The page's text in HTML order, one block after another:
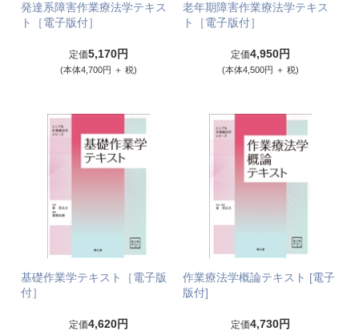
発達系障害作業療法学テキス
ト［電子版付］
定価5,170円
(本体4,700円 ＋ 税)
老年期障害作業療法学テキス
ト［電子版付］
定価4,950円
(本体4,500円 ＋ 税)
基礎作業学テキスト［電子版
付］
定価4,620円
作業療法学概論テキスト [電子
版付]
定価4,730円